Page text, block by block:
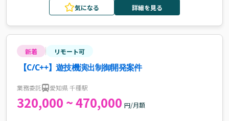
気になる 詳細を見る
新着 リモート可
【C/C++】遊技機演出制御開発案件
業務委託 愛知県 千種駅
320,000 ~ 470,000 円/月額